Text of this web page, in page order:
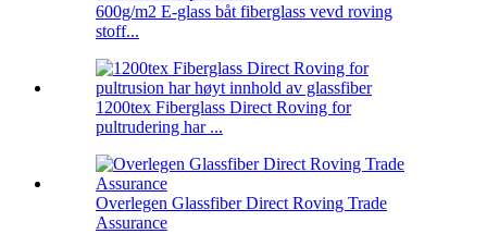
600g/m2 E-glass båt fiberglass vevd roving
stoff...
1200tex Fiberglass Direct Roving for
pultrudering har ...
Overlegen Glassfiber Direct Roving Trade
Assurance